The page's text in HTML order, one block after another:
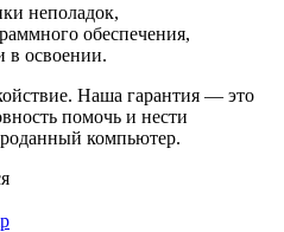
неполадок,
обеспечения,
в освоении.
Наша гарантия — это
помочь и нести
компьютер.